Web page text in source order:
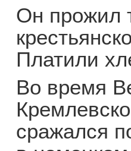
Он прожил
Платили
Во время
сражался